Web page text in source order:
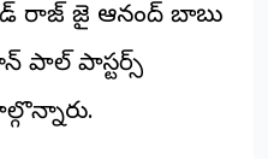
రాజ్ జై ఆనంద్ బాబు
పాల్ పాస్టర్స్